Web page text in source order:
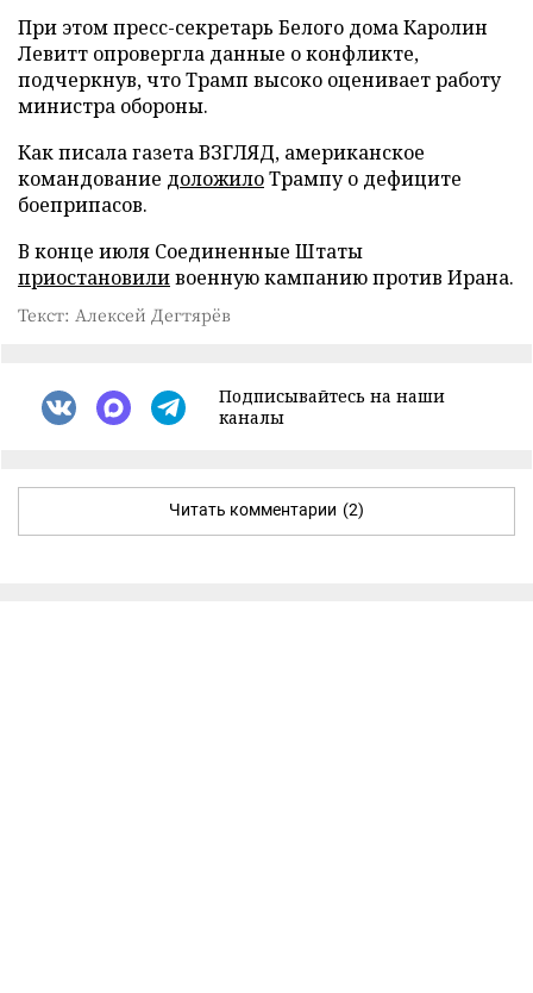
При этом пресс-секретарь Белого дома Каролин
Левитт опровергла данные о конфликте,
подчеркнув, что Трамп высоко оценивает работу
министра обороны.
Как писала газета ВЗГЛЯД, американское
командование доложилоТрампу о дефиците
боеприпасов.
В конце июля Соединенные Штаты
приостановиливоенную кампанию против Ирана.
Текст: Алексей Дегтярёв
Подписывайтесь на наши
каналы
Читать комментарии (2)